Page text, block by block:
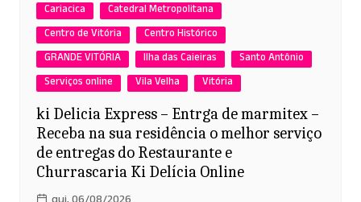
Cariacica
Catedral Metropolitana
Centro de Vitória
Centro Histórico
GRANDE VITÓRIA
Ilha das Caieiras
Santo Antônio
Serviços online
Vila Velha Vitória
ki Delicia Express – Entrga de marmitex –
Receba na sua residência o melhor serviço
de entregas do Restaurante e
Churrascaria Ki Delícia Online